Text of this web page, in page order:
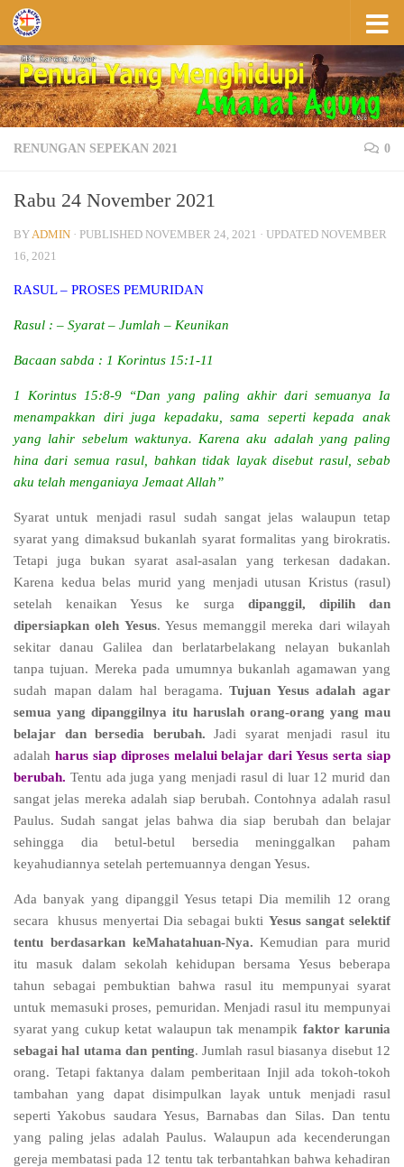
Skip to content
RENUNGAN SEPEKAN 2021 0
Rabu 24 November 2021
BYADMIN · PUBLISHED NOVEMBER 24, 2021 · UPDATED NOVEMBER
16, 2021
RASUL – PROSES PEMURIDAN
Rasul : – Syarat – Jumlah – Keunikan
Bacaan sabda : 1 Korintus 15:1-11
1 Korintus 15:8-9 “Dan yang paling akhir dari semuanya Ia
menampakkan diri juga kepadaku, sama seperti kepada anak
yang lahir sebelum waktunya. Karena aku adalah yang paling
hina dari semua rasul, bahkan tidak layak disebut rasul, sebab
aku telah menganiaya Jemaat Allah”
Syarat untuk menjadi rasul sudah sangat jelas walaupun tetap
syarat yang dimaksud bukanlah syarat formalitas yang birokratis.
Tetapi juga bukan syarat asal-asalan yang terkesan dadakan.
Karena kedua belas murid yang menjadi utusan Kristus (rasul)
setelah kenaikan Yesus ke surga dipanggil, dipilih dan
dipersiapkan oleh Yesus. Yesus memanggil mereka dari wilayah
sekitar danau Galilea dan berlatarbelakang nelayan bukanlah
tanpa tujuan. Mereka pada umumnya bukanlah agamawan yang
sudah mapan dalam hal beragama. Tujuan Yesus adalah agar
semua yang dipanggilnya itu haruslah orang-orang yang mau
belajar dan bersedia berubah. Jadi syarat menjadi rasul itu
adalah harus siap diproses melalui belajar dari Yesus serta siap
berubah. Tentu ada juga yang menjadi rasul di luar 12 murid dan
sangat jelas mereka adalah siap berubah. Contohnya adalah rasul
Paulus. Sudah sangat jelas bahwa dia siap berubah dan belajar
sehingga dia betul-betul bersedia meninggalkan paham
keyahudiannya setelah pertemuannya dengan Yesus.
Ada banyak yang dipanggil Yesus tetapi Dia memilih 12 orang
secara
khusus menyertai Dia sebagai bukti Yesus sangat selektif
tentu berdasarkan keMahatahuan-Nya. Kemudian para murid
itu masuk dalam sekolah kehidupan bersama Yesus beberapa
tahun sebagai pembuktian bahwa rasul itu mempunyai syarat
untuk memasuki proses, pemuridan. Menjadi rasul itu mempunyai
syarat yang cukup ketat walaupun tak menampik faktor karunia
sebagai hal utama dan penting. Jumlah rasul biasanya disebut 12
orang. Tetapi faktanya dalam pemberitaan Injil ada tokoh-tokoh
tambahan yang dapat disimpulkan layak untuk menjadi rasul
seperti Yakobus saudara Yesus, Barnabas dan Silas. Dan tentu
yang paling jelas adalah Paulus. Walaupun ada kecenderungan
gereja membatasi pada 12 tentu tak terbantahkan bahwa kehadiran